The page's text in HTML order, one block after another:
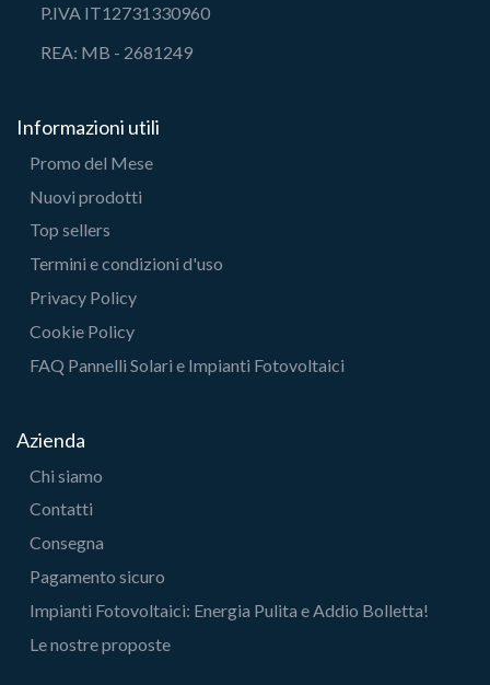
P.IVA IT12731330960
REA: MB - 2681249
Informazioni utili
Promo del Mese
Nuovi prodotti
Top sellers
Termini e condizioni d'uso
Privacy Policy
Cookie Policy
FAQ Pannelli Solari e Impianti Fotovoltaici
Azienda
Chi siamo
Contatti
Consegna
Pagamento sicuro
Impianti Fotovoltaici: Energia Pulita e Addio Bolletta!
Le nostre proposte